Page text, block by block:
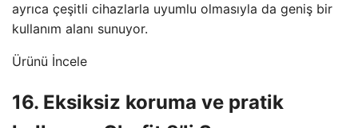
ayrıca çeşitli cihazlarla uyumlu olmasıyla da geniş bir
kullanım alanı sunuyor.
Ürünü İncele
16. Eksiksiz koruma ve pratik